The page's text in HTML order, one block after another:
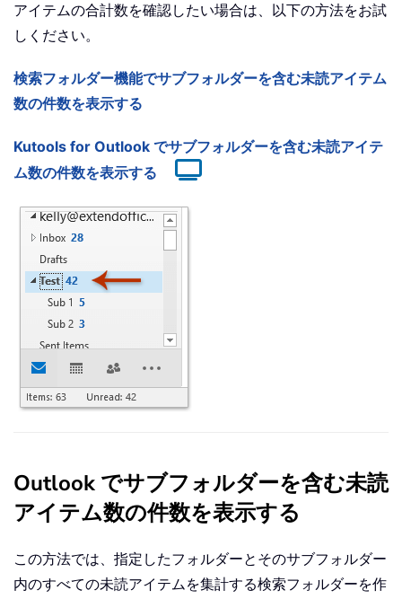
アイテムの合計数を確認したい場合は、以下の方法をお試
しください。
検索フォルダー機能でサブフォルダーを含む未読アイテム
数の件数を表示する
Kutools for Outlook でサブフォルダーを含む未読アイテ
ム数の件数を表示する
Outlook でサブフォルダーを含む未読
アイテム数の件数を表示する
この方法では、指定したフォルダーとそのサブフォルダー
内のすべての未読アイテムを集計する検索フォルダーを作